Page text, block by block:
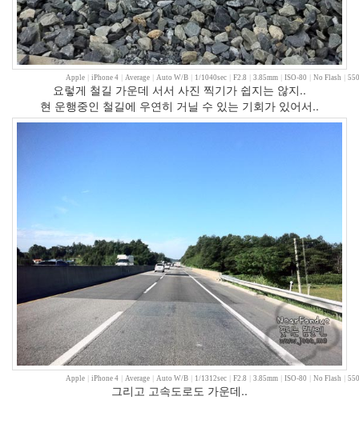
Apple| iPhone 4| Average| Auto W/B| 1/1040sec| F2.8 3.85mm| ISO-80 No Flash
요렇게 철길 가운데 서서 사진 찍기가 쉽지는 않지..
현 운행중인 철길에 우연히 거닐 수 있는 기회가 있어서..
Apple| iPhone 4| Average| Auto W/B| 1/1312sec| F2.8 3.85mm| ISO-80 No Flash
그리고 고속도로도 가운데..
격
한